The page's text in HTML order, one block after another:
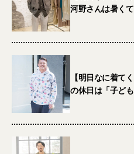
河野さんは暑く
【明日なに着て
の休日は「子ど